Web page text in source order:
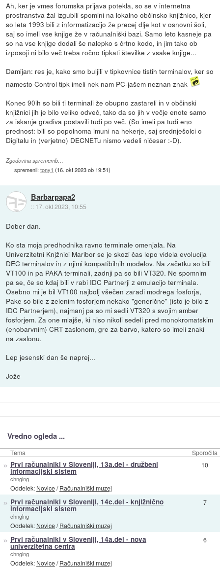
Ah, ker je vmes forumska prijava potekla, so se v internetna
prostranstva žal izgubili spomini na lokalno občinsko knjižnico, kjer
so leta 1993 bili z informatizacijo že precej dlje kot v osnovni šoli,
saj so imeli vse knjige že v računalniški bazi. Samo leto kasneje pa
so na vse knjige dodali še nalepko s črtno kodo, in jim tako ob
izposoji ni bilo več treba ročno tipkati številke z vsake knjige...
Damijan: res je, kako smo buljili v tipkovnice tistih terminalov, ker so
namesto Control tipk imeli nek nam PC-jašem neznan znak
Konec 90ih so bili ti terminali že obupno zastareli in v občinski
knjižnici jih je bilo veliko odveč, tako da so jih v večje enote samo
za iskanje gradiva postavili tudi po več. (So imeli pa tudi eno
prednost: bili so popolnoma imuni na hekerje, saj srednješolci o
Digitalu in (verjetno) DECNETu nismo vedeli ničesar :-D).
Zgodovina sprememb…
spremenil:tony1 (16. okt 2023 ob 19:51)
Barbarpapa2
:: 17. okt 2023, 10:55
Dober dan.
Ko sta moja predhodnika ravno terminale omenjala. Na
Univerzitetni Knjžnici Maribor se je skozi čas lepo videla evolucija
DEC terminalov in z njimi kompatibilnih modelov. Na začetku so bili
VT100 in pa PAKA terminali, zadnji pa so bili VT320. Ne spomnim
pa se, če so kdaj bili v rabi IDC Partnerji z emulacijo terminala.
Osebno mi je bil VT100 najbolj všečen zaradi modrega fosforja,
Pake so bile z zelenim fosforjem nekako "generične" (isto je bilo z
IDC Partnerjem), najmanj pa so mi sedli VT320 s svojim amber
fosforjem. Za one mlajše, ki niso nikoli sedeli pred monokromatskim
(enobarvnim) CRT zaslonom, gre za barvo, katero so imeli znaki
na zaslonu.
Lep jesenski dan še naprej...
Jože
Vredno ogleda ...
Tema Sporočila
» Prvi računalniki v Sloveniji, 13a.del - družbeni
informacijski sistem
chnglng
Oddelek: Novice/Računalniški muzej
10
» Prvi računalniki v Sloveniji, 14c.del - knjižnično
informacijski sistem
chnglng
Oddelek: Novice/Računalniški muzej
7
» Prvi računalniki v Sloveniji, 14a.del - nova
univerzitetna centra
chnglng
Oddelek: Novice/Računalniški muzej
6